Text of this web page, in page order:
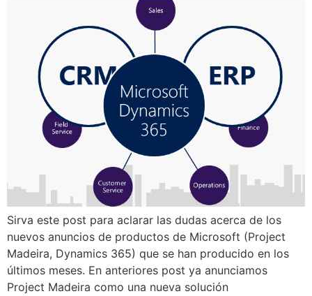
Sirva este post para aclarar las dudas acerca de los
nuevos anuncios de productos de Microsoft (Project
Madeira, Dynamics 365) que se han producido en los
últimos meses. En anteriores post ya anunciamos
Project Madeira como una nueva solución